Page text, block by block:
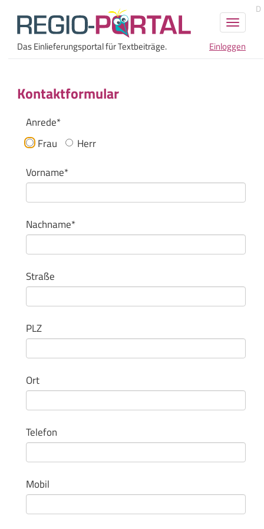
Das Einlieferungsportal für Textbeiträge. Einloggen
Kontaktformular
Anrede*
Frau
Herr
Vorname*
Nachname*
Straße
PLZ
Ort
Telefon
Mobil
D